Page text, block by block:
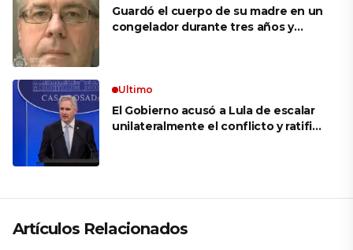
Guardó el cuerpo de su madre en un
congelador durante tres años y
Ultimo
El Gobierno acusó a Lula de escalar
unilateralmente el conflicto y ratificó
Artículos Relacionados